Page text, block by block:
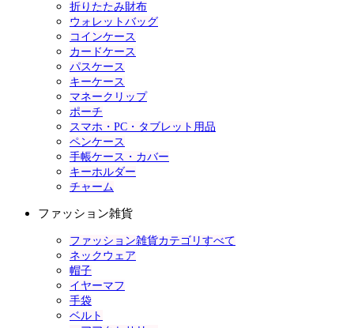
折りたたみ財布
ウォレットバッグ
コインケース
カードケース
パスケース
キーケース
マネークリップ
ポーチ
スマホ・PC・タブレット用品
ペンケース
手帳ケース・カバー
キーホルダー
チャーム
ファッション雑貨
ファッション雑貨カテゴリすべて
ネックウェア
帽子
イヤーマフ
手袋
ベルト